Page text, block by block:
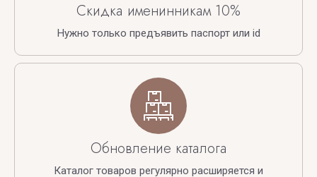
Скидка именинникам 10%
Нужно только предъявить паспорт или id
Обновление каталога
Каталог товаров регулярно расширяется и